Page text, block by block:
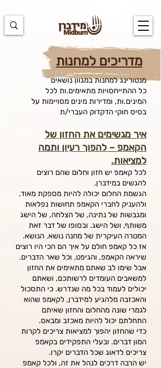
מדריכים למחנות
מנטורינג למחנות במגוון נושאים
כל ההתייחסויות מתאימים.ות לכל
המינים.ות, ומדירות מינים מסויימות על
בסיס חוקי הדקדוק העברי/ת
איך מגשימים את החזון של
הקאמפ – להפוך רעיון ותמה
למציאות.
לכל קאמפ יש חזון וחלום שהם רוצים
להגשים במידברן.
הגשמת החלום יכולה להיות מספקת מאוד,
ולהעניק לחברי הקאמפ תחושות נפלאות
ומגבשות של נתינה, של הצלחה, של הישג
משותף, ושל הישג. ובסופו של דבר זאת
המטרה העיקרית של מחנה נושא. הנושא.
אז כל קאמפ חולם על איך הם הכי היו רוצים
שיראה הקאמפ, והגיפט, וכל שאר הדברים.
אבל שימו לב שאתם מתאימים את החזון
למשאבים העומדים לרשותכם, ושאתם
יכולים לעמוד בכל מה שנדרש. כי התסכול
והאכזבה מלהגיע למידברן, לקאמפ שהוא
לגמרי שונה מהחלום והחזון שאיתם
התחלתם יכול להיות מאכזב ומבאס.
כדי שהחזון יהפוך למציאות צריכים לקרות
המון דברים. ובעלי התפקידים בקאמפ
צריכים לדאוג שכל הדברים יקרו.
יש הרבה דרכים לנהל את זה, ולכל קאמפ